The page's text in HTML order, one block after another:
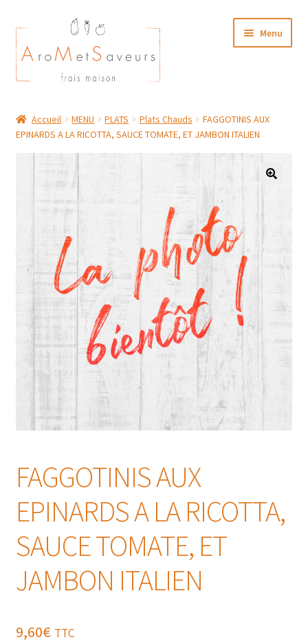
Aller
à
la
navigation
Aller
au
contenu
Menu
Plat du Jour/ Menu Week end
NOS BOUTIQUES
MON COMPTE
Accueil MENU PLATS Plats Chauds
FAGGOTINIS AUX
EPINARDS A LA RICOTTA, SAUCE TOMATE, ET JAMBON ITALIEN
FAGGOTINIS AUX
EPINARDS A LA RICOTTA,
SAUCE TOMATE, ET
JAMBON ITALIEN
9,60€ TTC